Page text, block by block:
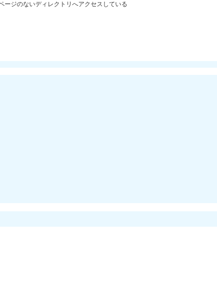
ージのないディレクトリへアクセスしている